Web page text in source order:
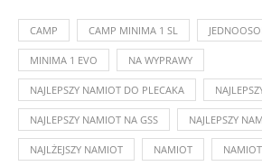
CAMP CAMP MINIMA 1 SL
MINIMA 1 EVO NA WYPRAWY
NAJLEPSZY NAMIOT DO PLECAKA
NAJLEPSZY NAMIOT NA GSS NAJLEPSZY
NAJLŻEJSZY NAMIOT NAMIOT